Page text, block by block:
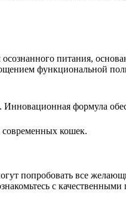
питания,
функциональной
формула
современных кошек.
попробовать все
с качественными